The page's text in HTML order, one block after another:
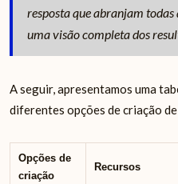
resposta que abranjam
uma visão completa dos
A seguir, apresentamos uma
diferentes opções de criação
Opções de
criação
Recursos